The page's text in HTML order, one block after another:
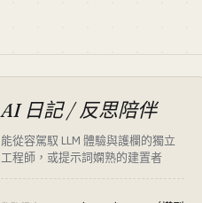
AI 日記 / 反思陪伴
能從容駕馭 LLM 體驗與護欄的獨立
工程師，或提示詞嫻熟的建置者